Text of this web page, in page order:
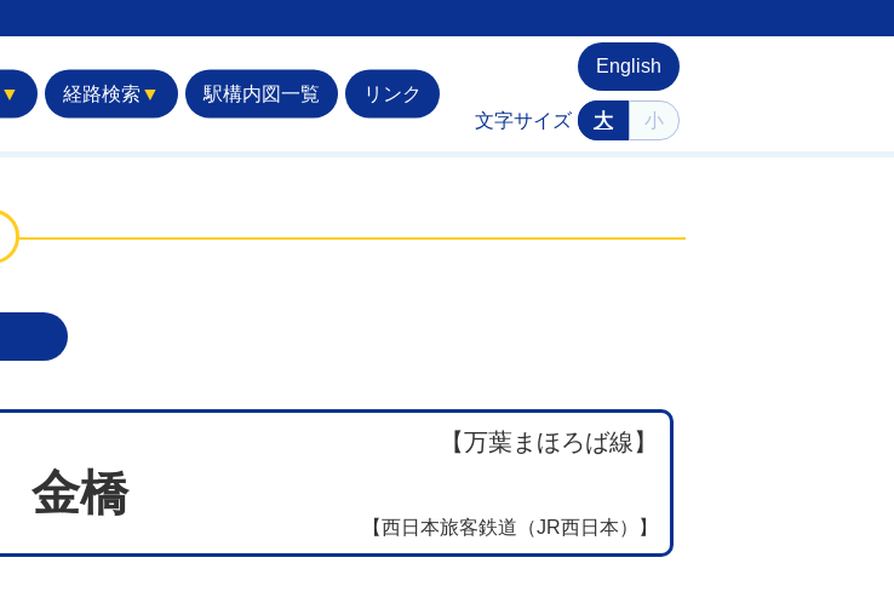
▼ 経路検索 ▼ 駅構内図一覧 リンク
English
文字サイズ 大 小
【万葉まほろば線】
金橋
【西日本旅客鉄道（JR西日本）】